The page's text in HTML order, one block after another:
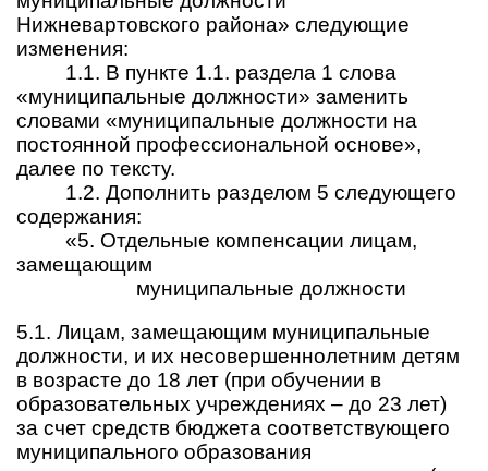
Нижневартовского района» следующие
изменения:
1.1. В пункте 1.1. раздела 1 слова
«муниципальные должности» заменить
словами «муниципальные должности на
постоянной профессиональной основе»,
далее по тексту.
1.2. Дополнить разделом 5 следующего
содержания:
«5. Отдельные компенсации лицам,
замещающим
муниципальные должности
5.1. Лицам, замещающим муниципальные
должности, и их несовершеннолетним детям
в возрасте до 18 лет (при обучении в
образовательных учреждениях – до 23 лет)
за счет средств бюджета соответствующего
муниципального образования